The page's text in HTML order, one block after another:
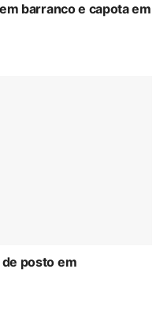
barranco e capota em
posto em